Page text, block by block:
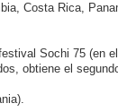
Costa Rica,
Sochi 75 (en
obtiene el